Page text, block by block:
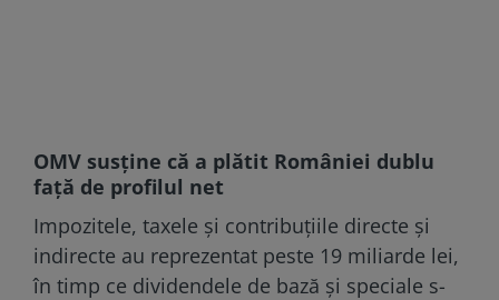
OMV susține că a plătit României dublu
față de profilul net
Impozitele, taxele şi contribuţiile directe şi
indirecte au reprezentat peste 19 miliarde lei,
în timp ce dividendele de bază şi speciale s-